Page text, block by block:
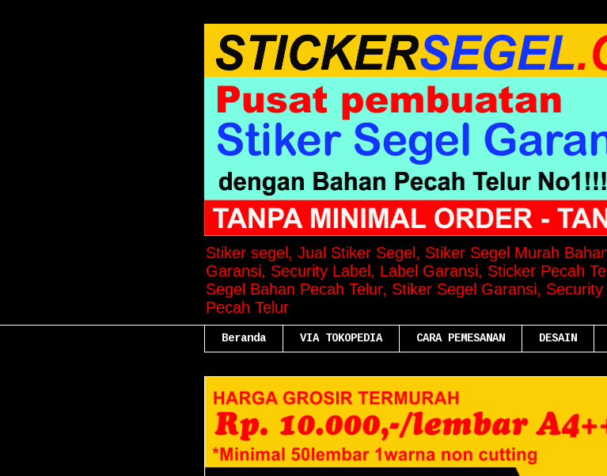
Stiker segel, Jual Stiker Segel, Stiker Segel Murah
Garansi, Security Label, Label Garansi, Sticker Pecah
Segel Bahan Pecah Telur, Stiker Segel Garansi,
Pecah Telur
Beranda VIA TOKOPEDIA CARA PEMESANAN DESAIN